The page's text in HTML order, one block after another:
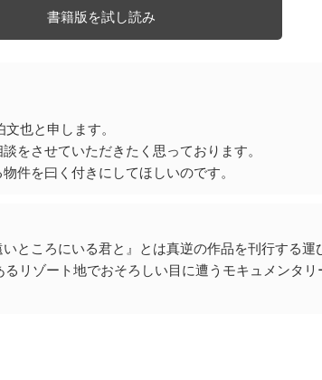
書籍版を試し読み
也と申します。
をさせていただきたく思っております。
件を曰く付きにしてほしいのです。
ところにいる君と』とは真逆の作品を刊行する運
リゾート地でおそろしい目に遭うモキュメンタ